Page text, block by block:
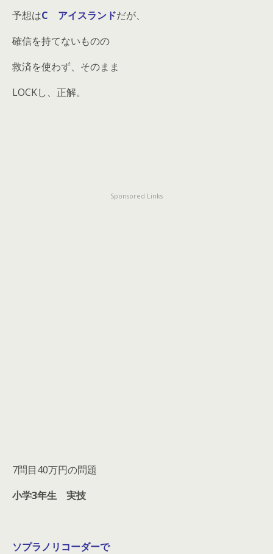
予想はC アイスランドだが、
確信を持てないものの
救済を使わず、そのまま
LOCKし、正解。
Sponsored Links
7問目40万円の問題
小学3年生 実技
ソプラノリコーダーで